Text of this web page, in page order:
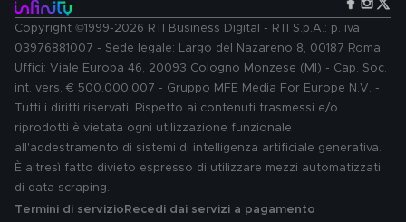
Copyright ©1999-2026 RTI Business Digital - RTI S.p.A.: p. iva
03976881007 - Sede legale: Largo del Nazareno 8, 00187 Roma.
Uffici: Viale Europa 46, 20093 Cologno Monzese (MI) - Cap. Soc.
int. vers. € 500.000.007 - Gruppo MFE Media For Europe N.V. -
Tutti i diritti riservati. Rispetto ai contenuti trasmessi e/o
riprodotti è vietata ogni utilizzazione funzionale
all'addestramento di sistemi di intelligenza artificiale generativa.
È altresì fatto divieto espresso di utilizzare mezzi automatizzati
di data scraping.
Termini di servizio Recedi dai servizi a pagamento